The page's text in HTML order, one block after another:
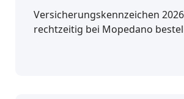
Versicherungskennzeichen
rechtzeitig bei Mopedano